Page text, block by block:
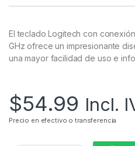
El teclado Logitech con
GHz ofrece un impresionante
una mayor facilidad de uso e
$54.99 Incl.
Precio en efectivo o transferencia